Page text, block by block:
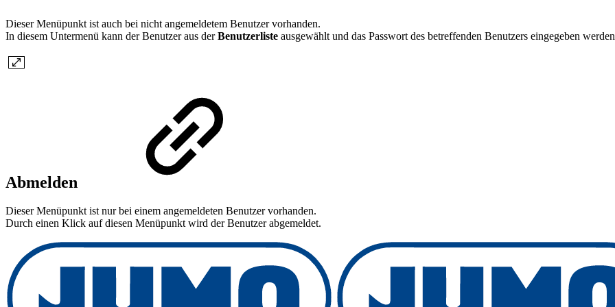
Dieser Menüpunkt ist auch bei nicht angemeldetem Benutzer vorhanden.
In diesem Untermenü kann der Benutzer aus derBenutzerliste ausgewählt und das Passwort des betreffenden Benutzers eingegeben
Abmelden
Dieser Menüpunkt ist nur bei einem angemeldeten Benutzer vorhanden.
Durch einen Klick auf diesen Menüpunkt wird der Benutzer abgemeldet.